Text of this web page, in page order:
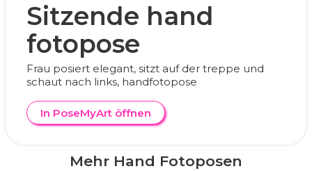
Sitzende hand
fotopose
Frau posiert elegant, sitzt auf der treppe und
schaut nach links, handfotopose
In PoseMyArt öffnen
Mehr Hand Fotoposen